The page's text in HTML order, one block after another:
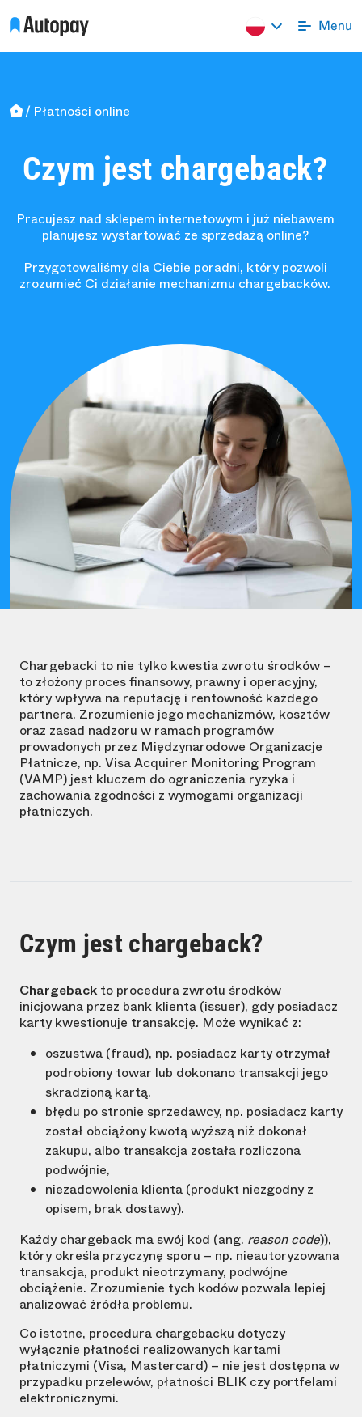
Płatności online
Czym jest chargeback?
Pracujesz nad sklepem internetowym i już niebawem
planujesz wystartować ze sprzedażą online?
Przygotowaliśmy dla Ciebie poradni, który pozwoli
zrozumieć Ci działanie mechanizmu chargebacków.
Chargebacki to nie tylko kwestia zwrotu środków –
to złożony proces finansowy, prawny i operacyjny,
który wpływa na reputację i rentowność każdego
partnera. Zrozumienie jego mechanizmów, kosztów
oraz zasad nadzoru w ramach programów
prowadonych przez Międzynarodowe Organizacje
Płatnicze, np. Visa Acquirer Monitoring Program
(VAMP) jest kluczem do ograniczenia ryzyka i
zachowania zgodności z wymogami organizacji
płatniczych.
Czym jest chargeback?
Chargebackto procedura zwrotu środków
inicjowana przez bank klienta (issuer), gdy posiadacz
karty kwestionuje transakcję. Może wynikać z:
oszustwa (fraud), np. posiadacz karty otrzymał
podrobiony towar lub dokonano transakcji jego
skradzioną kartą,
błędu po stronie sprzedawcy, np. posiadacz karty
został obciążony kwotą wyższą niż dokonał
zakupu, albo transakcja została rozliczona
podwójnie,
niezadowolenia klienta (produkt niezgodny z
opisem, brak dostawy).
Każdy chargeback ma swój kod (ang. reason code)),
który określa przyczynę sporu – np. nieautoryzowana
transakcja, produkt nieotrzymany, podwójne
obciążenie. Zrozumienie tych kodów pozwala lepiej
analizować źródła problemu.
Co istotne, procedura chargebacku dotyczy
wyłącznie płatności realizowanych kartami
płatniczymi (Visa, Mastercard) – nie jest dostępna w
przypadku przelewów, płatności BLIK czy portfelami
elektronicznymi.